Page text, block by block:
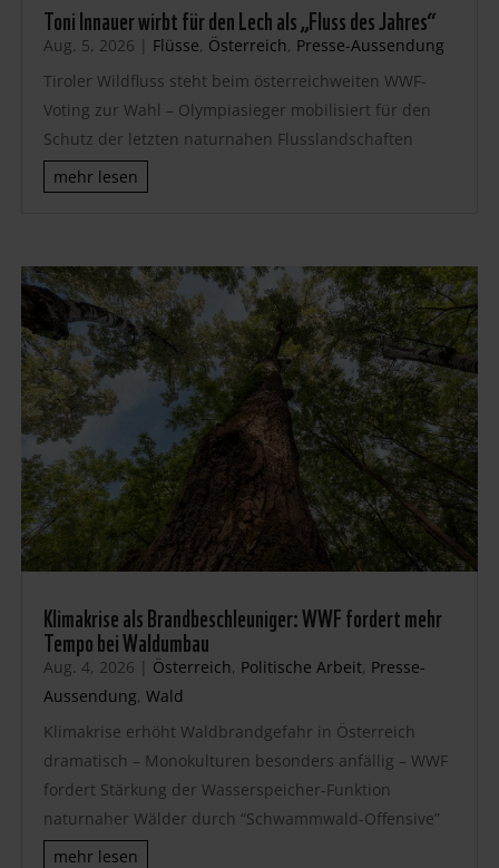
Toni Innauer wirbt für den Lech als „Fluss des Jahres“
Aug. 5, 2026 | Flüsse, Österreich, Presse-Aussendung
Tiroler Wildfluss steht beim österreichweiten WWF-
Voting zur Wahl – Olympiasieger mobilisiert für den
Schutz der letzten naturnahen Flusslandschaften
mehr lesen
Klimakrise als Brandbeschleuniger: WWF fordert mehr
Tempo bei Waldumbau
Aug. 4, 2026 | Österreich, Politische Arbeit, Presse-
Aussendung, Wald
Klimakrise erhöht Waldbrandgefahr in Österreich
dramatisch – Monokulturen besonders anfällig – WWF
fordert Stärkung der Wasserspeicher-Funktion
naturnaher Wälder durch “Schwammwald-Offensive”
mehr lesen